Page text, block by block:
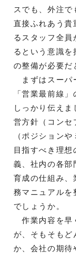
スでも、外注で
直接ふれあう貴
るスタッフ全員
るという意識を
の整備が必要だ
まずはスーパ
「営業最前線
しっかり伝え
営方針（コンセ
（ポジション
目指すべき理
義、社内の各部
育成の仕組み、
務マニュアルを
でしょうか。
作業内容を早
が、そもそもど
か、会社の期待